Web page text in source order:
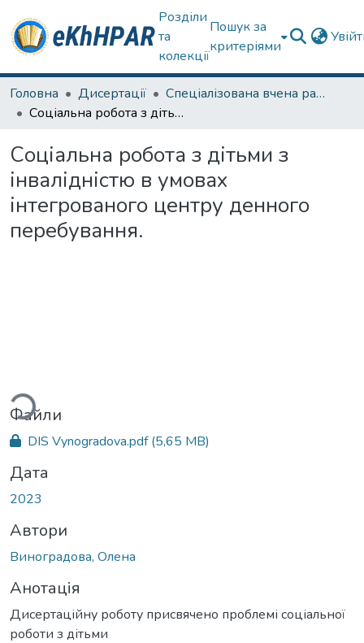
Розділи
та
колекції
Пошук за
критеріями
Головна Дисертації
Спеціалізована вчена рада спец. 231 Соціальна робота
Соціальна робота з дітьми з інвалідністю в умовах інтегрованого центру денного перебування.
Соціальна робота з дітьми з
інвалідністю в умовах
інтегрованого центру денного
перебування.
Вантажиться...
Файли
DIS Vynogradova.pdf(5,65 MB)
Дата
2023
Автори
Виноградова, Олена
Анотація
Дисертаційну роботу присвячено проблемі соціальної
роботи з дітьми